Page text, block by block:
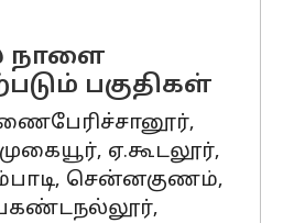
நாளை
பகுதிகள்
ஏ.கூடலூர்,
சென்னகுணம்,